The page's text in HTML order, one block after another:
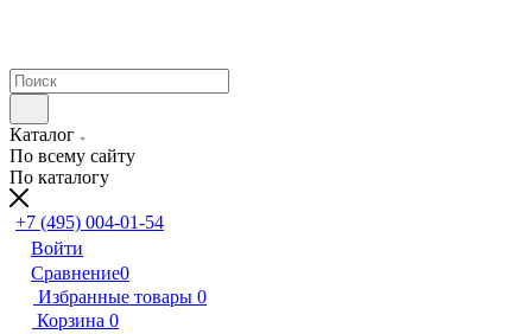
Каталог
По всему сайту
По каталогу
+7 (495) 004-01-54
Войти
Сравнение0
Избранные товары 0
Корзина 0